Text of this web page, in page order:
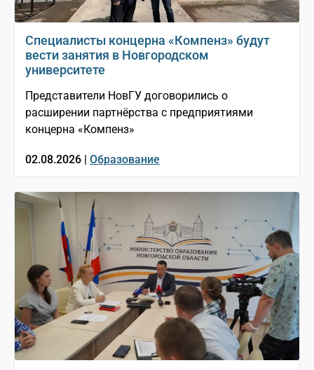
Специалисты концерна «Компенз» будут
вести занятия в Новгородском
университете
Представители НовГУ договорились о
расширении партнёрства с предприятиями
концерна «Компенз»
02.08.2026 | Образование